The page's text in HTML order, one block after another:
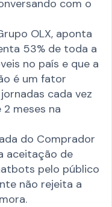
com o
OLX, aponta
53% de toda a
no país e que a
é um fator
cada vez
meses na
do Comprador
aceitação de
pelo público
não rejeita a